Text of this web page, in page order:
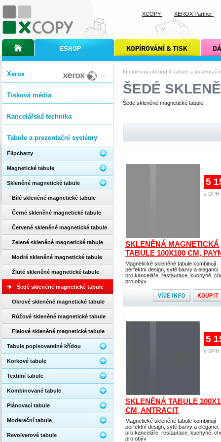
Internetový obchod » Tabule a
ŠEDÉ
Šedé skleněné magnetické tabule
SKLENĚNÁ MAGNETICKÁ
TABULE 100X100 CM,
Magnetické skleněné tabule kombinují
perfektní design, syté barvy a eleganci.
pro kanceláře, restaurace, kuchyně,
pro obýv
5
s DPH
SKLENĚNÁ TABULE
CM, ANTRACIT
Magnetické skleněné tabule kombinují
perfektní design, syté barvy a eleganci.
pro kanceláře, restaurace, kuchyně,
pro obýv
5
s DPH
Xerox
Tisková média
Kancelářská technika
Tabule a prezentační systémy
Flipcharty
Magnetické tabule
Skleněné magnetické tabule
Bílé skleněné magnetické tabule
Černé skleněné magnetické tabule
Červené skleněné magnetické tabule
Zelené skleněné magnetické tabule
Modré skleněné magnetické tabule
Žluté skleněné magnetické tabule
Šedé skleněné magnetické tabule
Okrové skleněné magnetické tabule
Růžové skleněné magnetické tabule
Fialové skleněné magnetické tabule
Tabule popisovatelné křídou
Korkové tabule
Textilní tabule
Kombinované tabule
Plánovací tabule
Moderační tabule
Revolverové tabule
úvodní stránka xcopyinternetový obchod xcopy kopírování a tisk xcopy dárkové
XCOPY XEROX Partner